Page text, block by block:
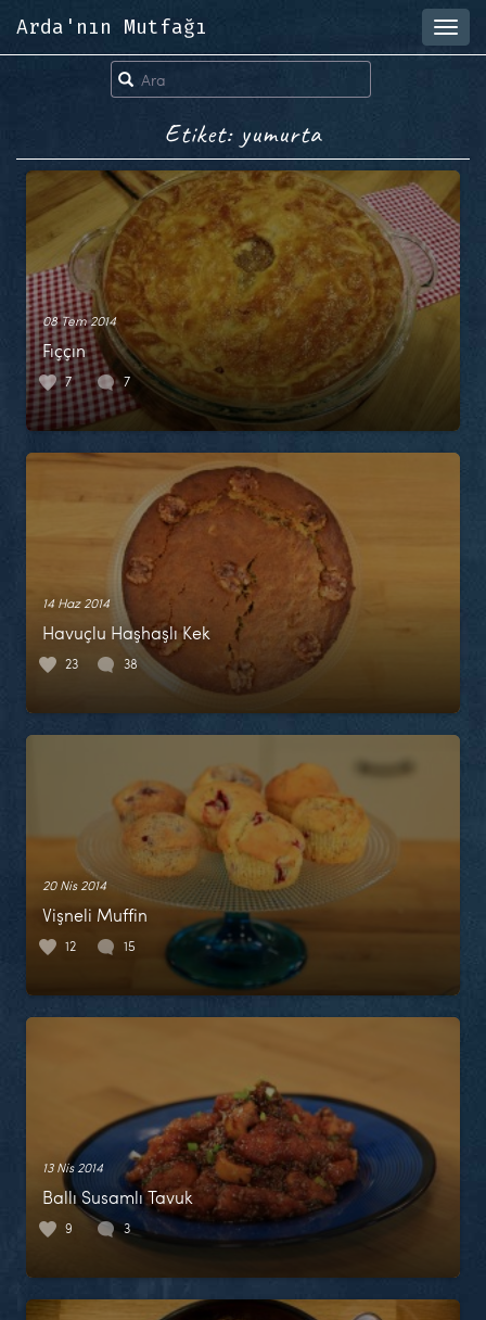
Arda'nın Mutfağı
Etiket: yumurta
08 Tem 2014
Fıççın
7 7
14 Haz 2014
Havuçlu Haşhaşlı Kek
23 38
20 Nis 2014
Vişneli Muffin
12 15
13 Nis 2014
Ballı Susamlı Tavuk
9 3